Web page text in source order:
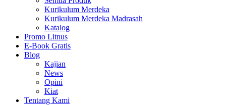
Kurikulum Merdeka
Kurikulum Merdeka Madrasah
Katalog
Promo Litnus
E-Book Gratis
Blog
Kajian
News
Opini
Kiat
Tentang Kami